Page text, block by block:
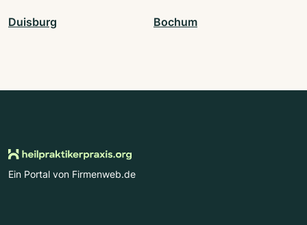
Duisburg Bochum
Ein Portal von Firmenweb.de